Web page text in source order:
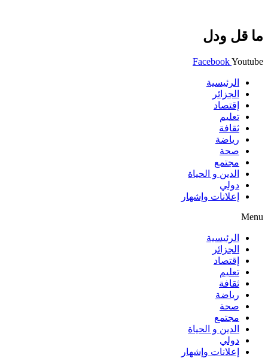
ما قل ودل
FacebookYoutube
الرئيسية
الجزائر
إقتصاد
تعليم
ثقافة
رياضة
صحة
مجتمع
الدين و الحياة
دولي
إعلانات وإشهار
Menu
الرئيسية
الجزائر
إقتصاد
تعليم
ثقافة
رياضة
صحة
مجتمع
الدين و الحياة
دولي
إعلانات وإشهار